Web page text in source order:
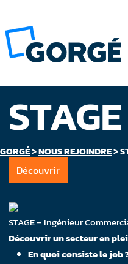
GORGÉ>NOUS REJOINDRE>
Découvrir
STAGE – Ingénieur
Découvrir un secteur en
En quoi consiste le job